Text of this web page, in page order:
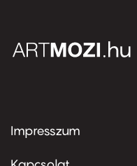
Footer
first
Impresszum